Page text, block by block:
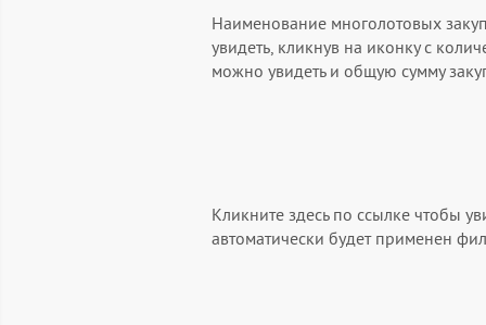
Наименование многолотовых
увидеть, кликнув на иконку с
можно увидеть и общую сумму
Кликните здесь по ссылке чтобы
автоматически будет применен